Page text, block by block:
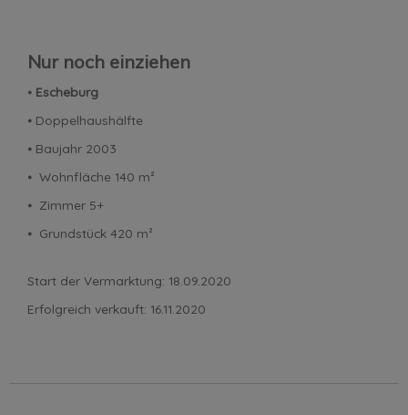
Nur noch einziehen
⦁ Escheburg
⦁ Doppelhaushälfte
⦁ Baujahr 2003
⦁ Wohnfläche 140 m²
⦁ Zimmer 5+
⦁ Grundstück 420 m²
Start der Vermarktung: 18.09.2020
Erfolgreich verkauft: 16.11.2020